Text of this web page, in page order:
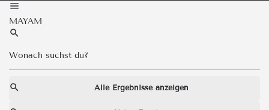
MAYAM
Alle Ergebnisse anzeigen